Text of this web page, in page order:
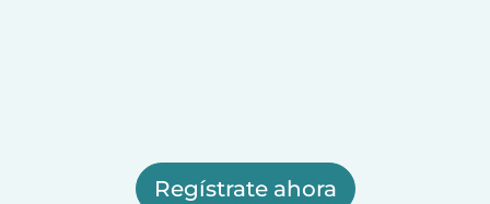
Regístrate ahora